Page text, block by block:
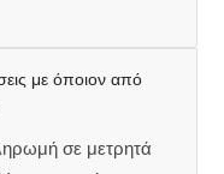
με όποιον από
σε μετρητά